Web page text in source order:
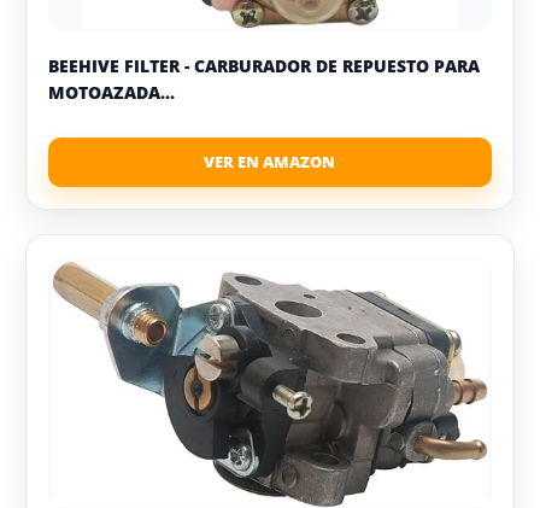
BEEHIVE FILTER - CARBURADOR DE REPUESTO PARA
MOTOAZADA...